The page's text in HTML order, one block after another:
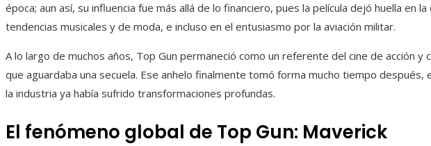
época; aun así, su influencia fue más allá de lo financiero, pues la película dejó huella en
tendencias musicales y de moda, e incluso en el entusiasmo por la aviación militar.
A lo largo de muchos años, Top Gun permaneció como un referente del cine de acción y
que aguardaba una secuela. Ese anhelo finalmente tomó forma mucho tiempo después,
la industria ya había sufrido transformaciones profundas.
El fenómeno global de Top Gun: Maverick